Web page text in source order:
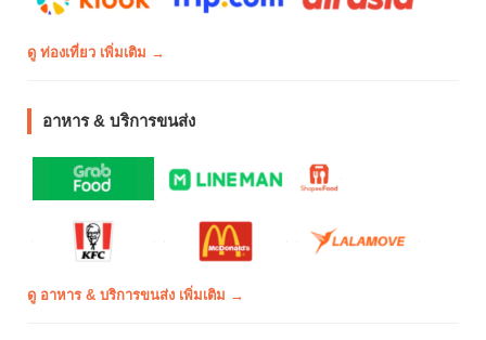
ดู ท่องเที่ยว เพิ่มเติม →
อาหาร & บริการขนส่ง
ดู อาหาร & บริการขนส่ง เพิ่มเติม →